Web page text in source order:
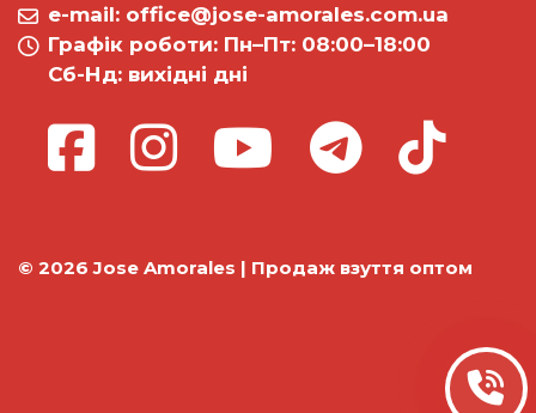
e-mail: office@jose-amorales.com.ua
Графiк роботи: Пн–Пт: 08:00–18:00
Сб-Нд: вихідні дні
© 2026 Jose Amorales | Продаж взуття оптом